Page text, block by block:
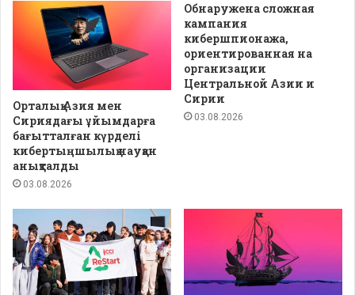
Орталық Азия мен
Сириядағы ұйымдарға
бағытталған күрделі
кибертыңшылық науқан
анықталды
03.08.2026
Обнаружена сложная
кампания
кибершпионажа,
ориентированная на
организации
Центральной Азии и
Сирии
03.08.2026